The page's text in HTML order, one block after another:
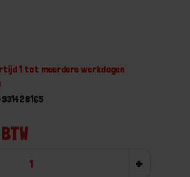
1 tot meerdere werkdagen
+